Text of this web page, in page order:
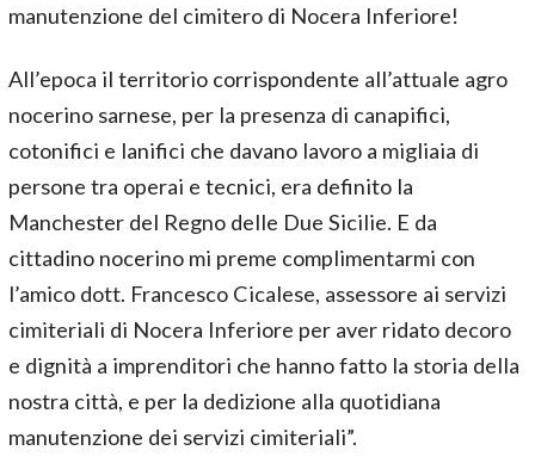
All’epoca il territorio corrispondente all’attuale agro
nocerino sarnese, per la presenza di canapifici,
cotonifici e lanifici che davano lavoro a migliaia di
persone tra operai e tecnici, era definito la
Manchester del Regno delle Due Sicilie. E da
cittadino nocerino mi preme complimentarmi con
l’amico dott. Francesco Cicalese, assessore ai servizi
cimiteriali di Nocera Inferiore per aver ridato decoro
e dignità a imprenditori che hanno fatto la storia della
nostra città, e per la dedizione alla quotidiana
manutenzione dei servizi cimiteriali”.